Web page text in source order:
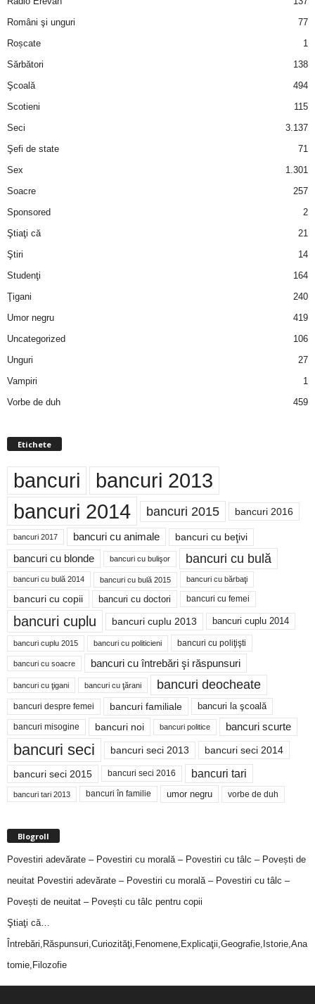
Români şi unguri
77
Roșcate
1
Sărbători
138
Şcoală
494
Scotieni
115
Seci
3.137
Şefi de state
71
Sex
1.301
Soacre
257
Sponsored
2
Ştiaţi că
21
Ştiri
14
Studenţi
164
Ţigani
240
Umor negru
419
Uncategorized
106
Unguri
27
Vampiri
1
Vorbe de duh
459
Etichete
bancuri bancuri 2013
bancuri 2014 bancuri 2015 bancuri 2016
bancuri 2017 bancuri cu animale bancuri cu beţivi
bancuri cu blonde bancuri cu bulişor bancuri cu bulă
bancuri cu bulă 2014 bancuri cu bulă 2015 bancuri cu bărbaţi
bancuri cu copii bancuri cu doctori bancuri cu femei
bancuri cuplu bancuri cuplu 2013 bancuri cuplu 2014
bancuri cuplu 2015 bancuri cu politicieni bancuri cu poliţişti
bancuri cu soacre bancuri cu întrebări şi răspunsuri
bancuri cu ţigani bancuri cu ţărani bancuri deocheate
bancuri despre femei bancuri familiale bancuri la şcoală
bancuri misogine bancuri noi bancuri politice bancuri scurte
bancuri seci bancuri seci 2013 bancuri seci 2014
bancuri seci 2015 bancuri seci 2016 bancuri tari
bancuri tari 2013 bancuri în familie umor negru vorbe de duh
Blogroll
Povestiri adevărate – Povestiri cu morală – Povestiri cu tâlc – Povești de
neuitat Povestiri adevărate – Povestiri cu morală – Povestiri cu tâlc –
Povești de neuitat – Povești cu tâlc pentru copii
Ştiaţi că…
Întrebări,Răspunsuri,Curiozităţi,Fenomene,Explicaţii,Geografie,Istorie,Ana
tomie,Filozofie